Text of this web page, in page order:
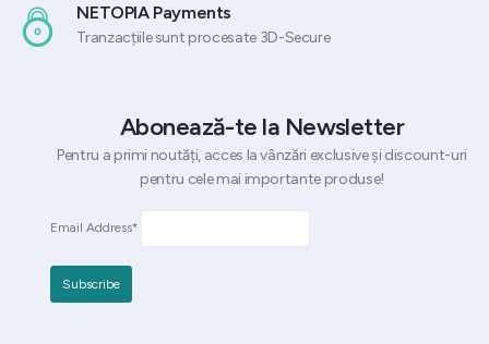
NETOPIA Payments
Tranzacțiile sunt procesate 3D-Secure
Abonează-te la Newsletter
Pentru a primi noutăți, acces la vânzări exclusive și discount-uri
pentru cele mai importante produse!
Email Address*